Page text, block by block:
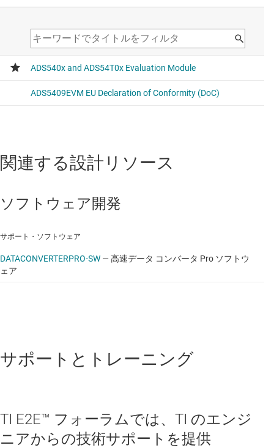
関連する設計リソース
ソフトウェア開発
サポート・ソフトウェア
DATACONVERTERPRO-SW —高速データ コンバータ Pro ソフトウ
ェア
サポートとトレーニング
TI E2E™ フォーラムでは、TI のエンジ
ニアからの技術サポートを提供